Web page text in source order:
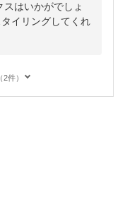
はいかがでしょ
イリングしてくれ
件）